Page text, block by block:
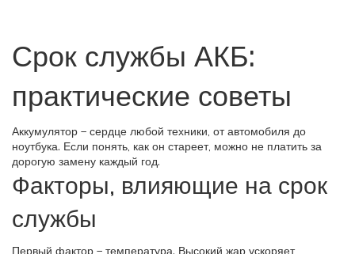
Срок службы АКБ:
практические советы
Аккумулятор – сердце любой техники, от автомобиля до
ноутбука. Если понять, как он стареет, можно не платить за
дорогую замену каждый год.
Факторы, влияющие на срок
службы